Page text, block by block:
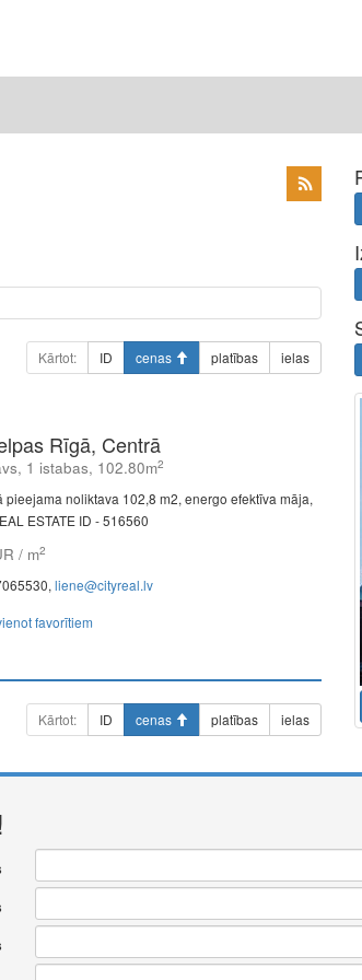
Kārtot: ID cenas platības ielas
Rīgā, Centrā
1 istabas, 102.80m2
noliktava 102,8 m2, energo efektīva māja,
ESTATE ID - 516560
/ m2
liene@cityreal.lv
favorītiem
Kārtot: ID cenas platības ielas